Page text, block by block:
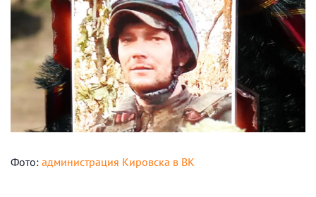
Фото: администрация Кировска в ВК